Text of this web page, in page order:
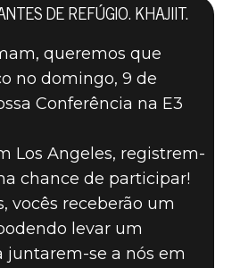
DE REFÚGIO. KHAJIIT.
queremos que
no domingo, 9 de
Conferência na E3
Los Angeles, registrem-
chance de participar!
vocês receberão um
levar um
juntarem-se a nós em